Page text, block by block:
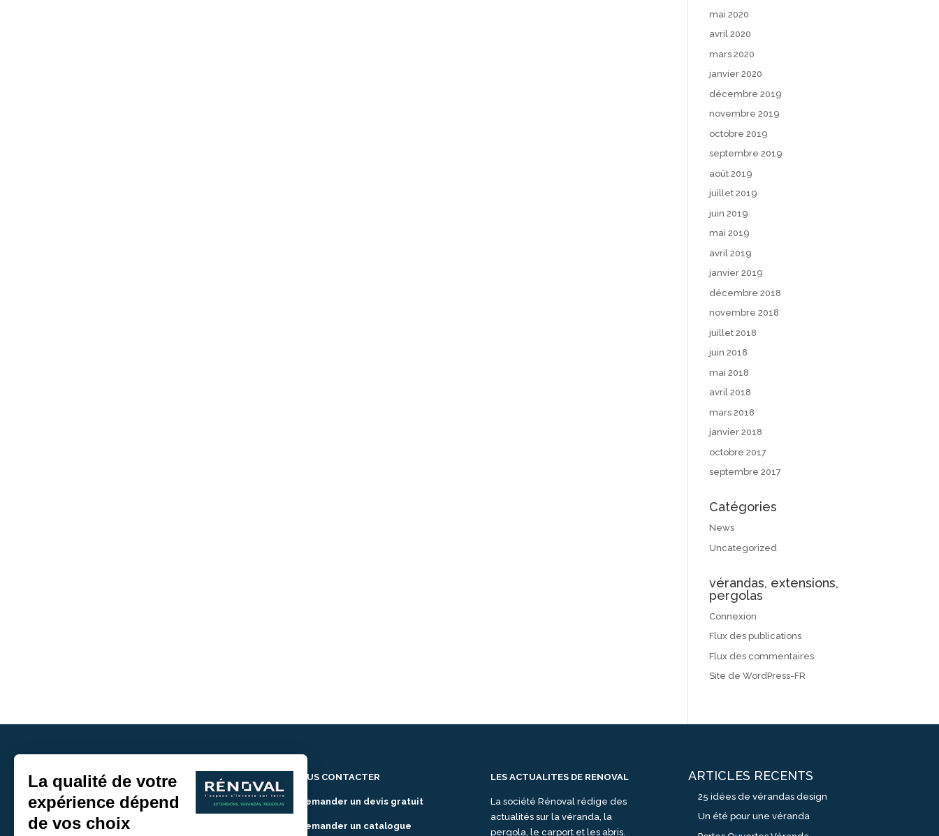
mai 2020
avril 2020
mars 2020
janvier 2020
décembre 2019
novembre 2019
octobre 2019
septembre 2019
août 2019
juillet 2019
juin 2019
mai 2019
avril 2019
janvier 2019
décembre 2018
novembre 2018
juillet 2018
juin 2018
mai 2018
avril 2018
mars 2018
janvier 2018
octobre 2017
septembre 2017
Catégories
News
Uncategorized
vérandas, extensions,
pergolas
Connexion
Flux des publications
Flux des commentaires
Site de WordPress-FR
NOUS CONTACTER
> Demander un devis gratuit
> Demander un catalogue
LES ACTUALITES DE RENOVAL
La société Rénoval rédige des
actualités sur la véranda, la
pergola, le carport et les abris.
ARTICLES RECENTS
25 idées de vérandas design
Un été pour une véranda